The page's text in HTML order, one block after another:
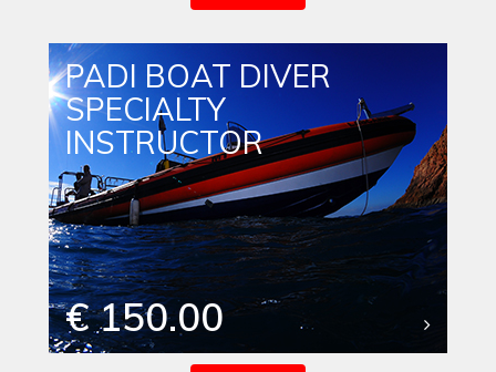
PADI BOAT DIVER
SPECIALTY
INSTRUCTOR
€ 150.00